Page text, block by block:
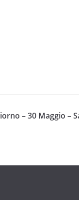
– 30 Maggio –